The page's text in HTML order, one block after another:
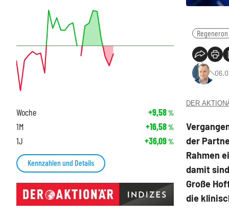
Regeneron
DER
der
Rahmen
damit
Große
die
Woche +9,58%
1M +16,58%
1J +36,09%
Kennzahlen und Details